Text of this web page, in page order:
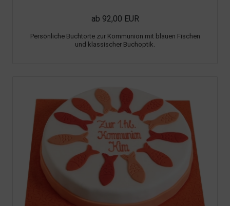
ab 92,00 EUR
Persönliche Buchtorte zur Kommunion mit blauen Fischen
und klassischer Buchoptik.